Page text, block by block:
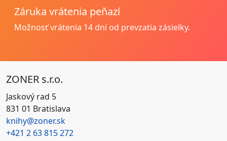
Záruka vrátenia peňazí
Možnosť vrátenia 14 dní od prevzatia zásielky.
ZONER s.r.o.
Jaskový rad 5
831 01 Bratislava
knihy@zoner.sk
+421 2 63 815 272